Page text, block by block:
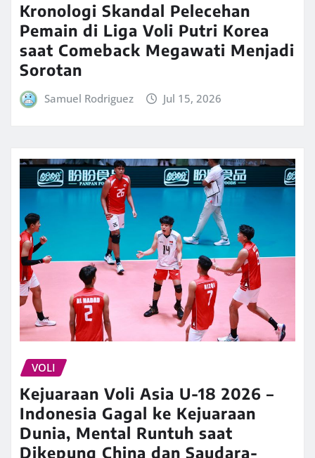
Kronologi Skandal Pelecehan
Pemain di Liga Voli Putri Korea
saat Comeback Megawati Menjadi
Sorotan
Samuel Rodriguez Jul 15, 2026
VOLI
Kejuaraan Voli Asia U-18 2026 –
Indonesia Gagal ke Kejuaraan
Dunia, Mental Runtuh saat
Dikepung China dan Saudara-